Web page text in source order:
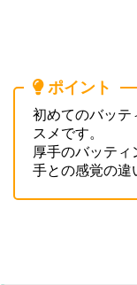
ポイント
初めてのバッテ
スメです。
厚手のバッテ
手との感覚の違